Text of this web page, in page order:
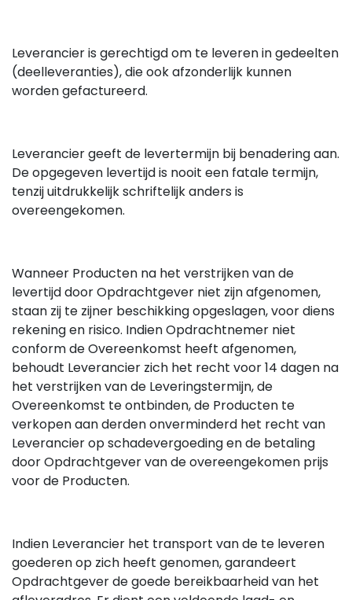
Leverancier is gerechtigd om te leveren in gedeelten
(deelleveranties), die ook afzonderlijk kunnen
worden gefactureerd.
Leverancier geeft de levertermijn bij benadering aan.
De opgegeven levertijd is nooit een fatale termijn,
tenzij uitdrukkelijk schriftelijk anders is
overeengekomen.
Wanneer Producten na het verstrijken van de
levertijd door Opdrachtgever niet zijn afgenomen,
staan zij te zijner beschikking opgeslagen, voor diens
rekening en risico. Indien Opdrachtnemer niet
conform de Overeenkomst heeft afgenomen,
behoudt Leverancier zich het recht voor 14 dagen na
het verstrijken van de Leveringstermijn, de
Overeenkomst te ontbinden, de Producten te
verkopen aan derden onverminderd het recht van
Leverancier op schadevergoeding en de betaling
door Opdrachtgever van de overeengekomen prijs
voor de Producten.
Indien Leverancier het transport van de te leveren
goederen op zich heeft genomen, garandeert
Opdrachtgever de goede bereikbaarheid van het